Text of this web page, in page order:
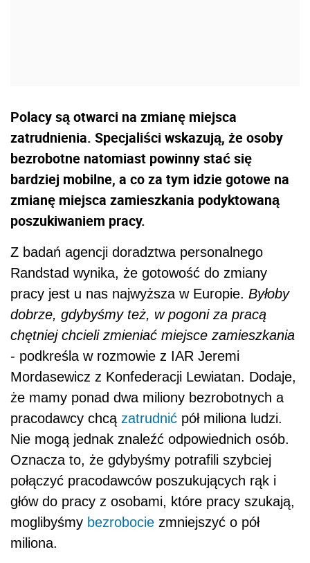
Polacy są otwarci na zmianę miejsca
zatrudnienia. Specjaliści wskazują, że osoby
bezrobotne natomiast powinny stać się
bardziej mobilne, a co za tym idzie gotowe na
zmianę miejsca zamieszkania podyktowaną
poszukiwaniem pracy.
Z badań agencji doradztwa personalnego
Randstad wynika, że gotowość do zmiany
pracy jest u nas najwyższa w Europie. Byłoby
dobrze, gdybyśmy też, w pogoni za pracą
chętniej chcieli zmieniać miejsce zamieszkania
- podkreśla w rozmowie z IAR Jeremi
Mordasewicz z Konfederacji Lewiatan. Dodaje,
że mamy ponad dwa miliony bezrobotnych a
pracodawcy chcą zatrudnić pół miliona ludzi.
Nie mogą jednak znaleźć odpowiednich osób.
Oznacza to, że gdybyśmy potrafili szybciej
połączyć pracodawców poszukujących rąk i
głów do pracy z osobami, które pracy szukają,
moglibyśmy bezrobocie zmniejszyć o pół
miliona.